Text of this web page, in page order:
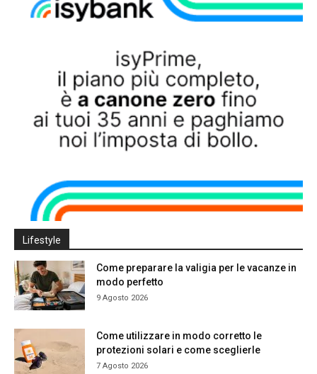
Lifestyle
Come preparare la valigia per le vacanze in
modo perfetto
9 Agosto 2026
Come utilizzare in modo corretto le
protezioni solari e come sceglierle
7 Agosto 2026